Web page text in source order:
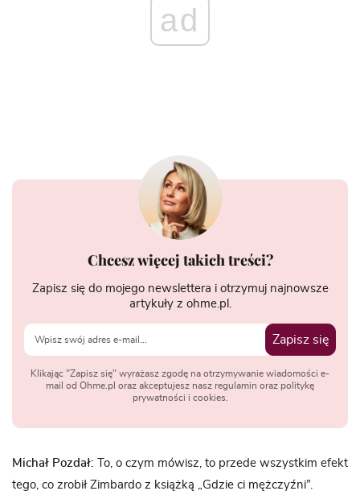
ad
Chcesz więcej takich treści?
Zapisz się do mojego newslettera i otrzymuj najnowsze
artykuły z ohme.pl.
Zapisz się
Klikając "Zapisz się" wyrażasz zgodę na otrzymywanie wiadomości e-
mail od Ohme.pl oraz akceptujesz nasz regulamin oraz politykę
prywatności i cookies.
Michał Pozdał: To, o czym mówisz, to przede wszystkim efekt
tego, co zrobił Zimbardo z książką „Gdzie ci mężczyźni”.